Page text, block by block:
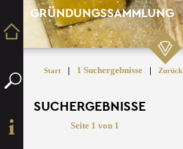
GRÜNDUNGSSAMMLUNG
Start | 1 Suchergebnisse | Zurück
SUCHERGEBNISSE
Seite 1 von 1